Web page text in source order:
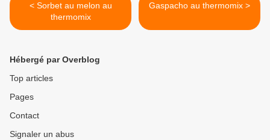
< Sorbet au melon au
thermomix
Gaspacho au thermomix >
Hébergé par Overblog
Top articles
Pages
Contact
Signaler un abus